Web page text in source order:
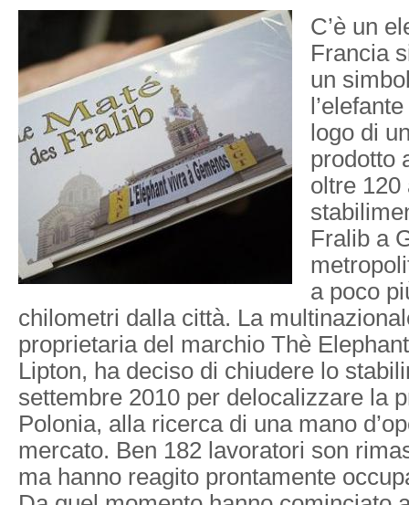
C’è un
Francia
un
logo di
prodotto
oltre 120
Fralib a
a poco
chilometri dalla città. La
proprietaria del marchio Thè
Lipton, ha deciso di chiudere lo
settembre 2010 per delocalizzare la
Polonia, alla ricerca di una mano
mercato. Ben 182 lavoratori son
ma hanno reagito prontamente